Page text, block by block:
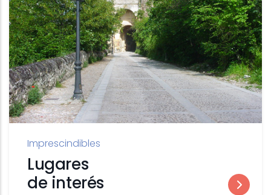
Imprescindibles
Lugares
de interés